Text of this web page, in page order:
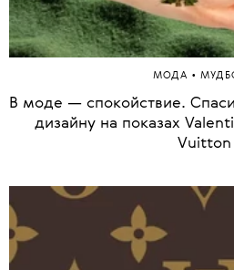
1 из 78
МОДА •
В моде — спокойствие.
дизайну на показах
Vuitton